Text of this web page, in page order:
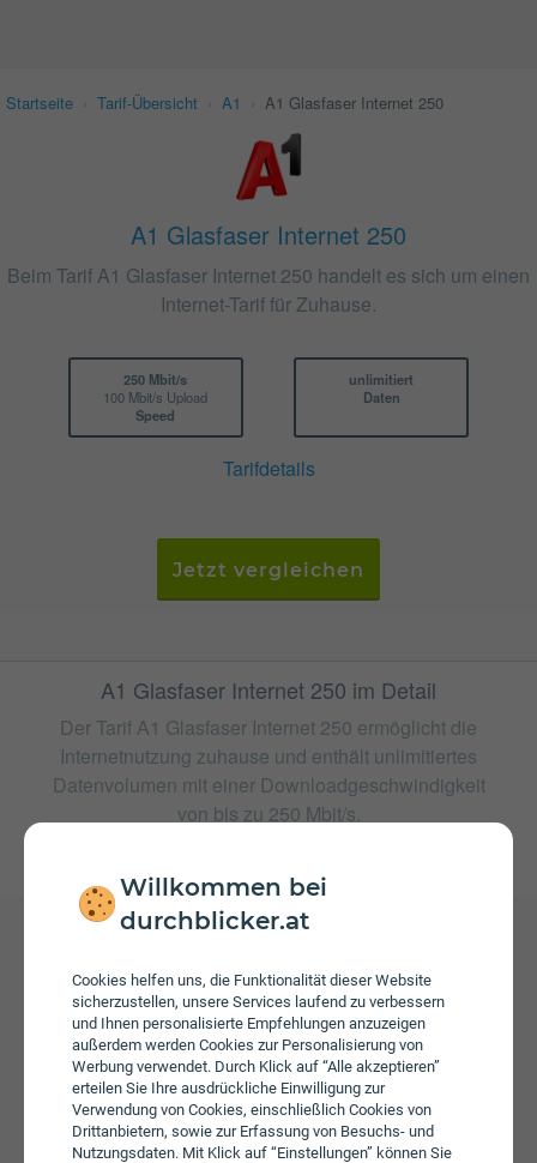
Willkommen bei
durchblicker.at
Cookies helfen uns, die Funktionalität dieser Website
sicherzustellen, unsere Services laufend zu verbessern
und Ihnen personalisierte Empfehlungen anzuzeigen
außerdem werden Cookies zur Personalisierung von
Werbung verwendet. Durch Klick auf “Alle akzeptieren”
erteilen Sie Ihre ausdrückliche Einwilligung zur
Verwendung von Cookies, einschließlich Cookies von
Drittanbietern, sowie zur Erfassung von Besuchs- und
Nutzungsdaten. Mit Klick auf “Einstellungen” können Sie
Startseite Tarif-Übersicht A1 A1 Glasfaser Internet 250
A1 Glasfaser Internet 250
Beim Tarif A1 Glasfaser Internet 250 handelt es sich um einen
Internet-Tarif für Zuhause.
250 Mbit/s
100 Mbit/s Upload
Speed
unlimitiert
Daten
Tarifdetails
Jetzt vergleichen
A1 Glasfaser Internet 250 im Detail
Der Tarif A1 Glasfaser Internet 250 ermöglicht die
Internetnutzung zuhause und enthält unlimitiertes
Datenvolumen mit einer Downloadgeschwindigkeit
von bis zu 250 Mbit/s.
Gebühren
Beim Tarif A1 Glasfaser Internet 250 fallen monatliche
Gebühren von € 47,90 an. Weiters fallen einmalige
Gebühren von bis zu € 29,90 an.